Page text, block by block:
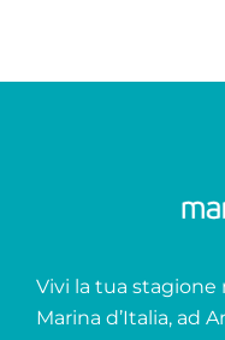
Vivi la tua
Marina d’Italia, ad